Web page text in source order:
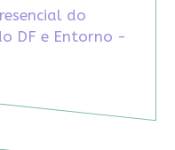
do
DF e Entorno -